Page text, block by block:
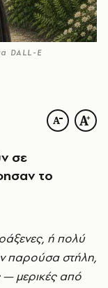
DALL-E
σε
το
ή πολύ
παρούσα στήλη,
— μερικές από